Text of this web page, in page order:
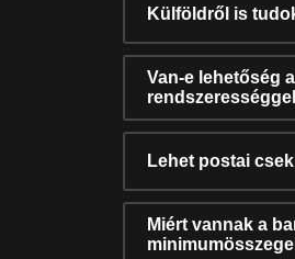
Külföldről is
Van-e lehetőség
Lehet postai
Miért vannak a